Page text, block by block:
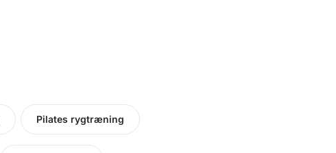
Pilates rygtræning